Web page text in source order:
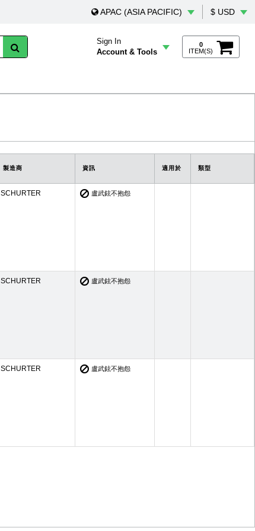
APAC (ASIA PACIFIC) $ USD
Sign In
Account & Tools
0
ITEM(S)
製造商 資訊 適用於 類型
SCHURTER 盧武鉉不抱怨
SCHURTER 盧武鉉不抱怨
SCHURTER 盧武鉉不抱怨